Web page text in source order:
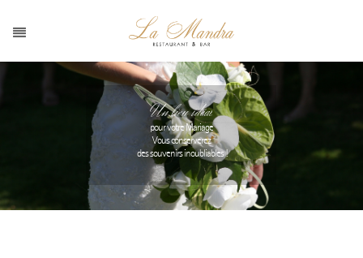
pour votre Mariage
Vous conserverez
des souvenirs inoubliables !
Un lieu idéal